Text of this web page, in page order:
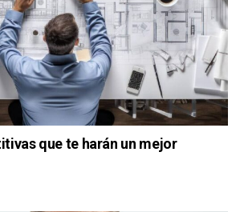
que te harán un mejor